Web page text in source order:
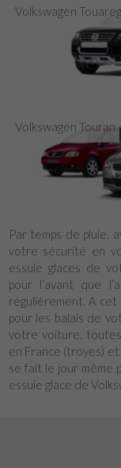
Volkswagen Touareg
Volkswagen Touran
Par temps de pluie,
votre sécurité en
essuie glaces de
pour l’avant que
régulièrement. A
pour les balais de
votre voiture.
en France (troyes) et
se fait le jour même
essuie glace de